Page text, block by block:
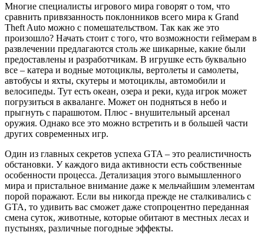
Многие специалисты игрового мира говорят о том, что
сравнить привязанность поклонников всего мира к Grand
Theft Autо можно с помешательством. Так как же это
произошло? Начать стоит с того, что возможности геймерам в
развлечении предлагаются столь же шикарные, какие были
предоставлены и разработчикам. В игрушке есть буквально
все – катера и водные мотоциклы, вертолеты и самолеты,
автобусы и яхты, скутеры и мотоциклы, автомобили и
велосипеды. Тут есть океан, озера и реки, куда игрок может
погрузиться в акваланге. Может он подняться в небо и
прыгнуть с парашютом. Плюс - внушительный арсенал
оружия. Однако все это можно встретить и в большей части
других современных игр.
Один из главных секретов успеха GTA – это реалистичность
обстановки. У каждого вида активности есть собственные
особенности процесса. Детализация этого вымышленного
мира и пристальное внимание даже к мельчайшим элементам
порой поражают. Если вы никогда прежде не сталкивались с
GTA, то удивить вас сможет даже стопроцентно переданная
смена суток, животные, которые обитают в местных лесах и
пустынях, различные погодные эффекты.